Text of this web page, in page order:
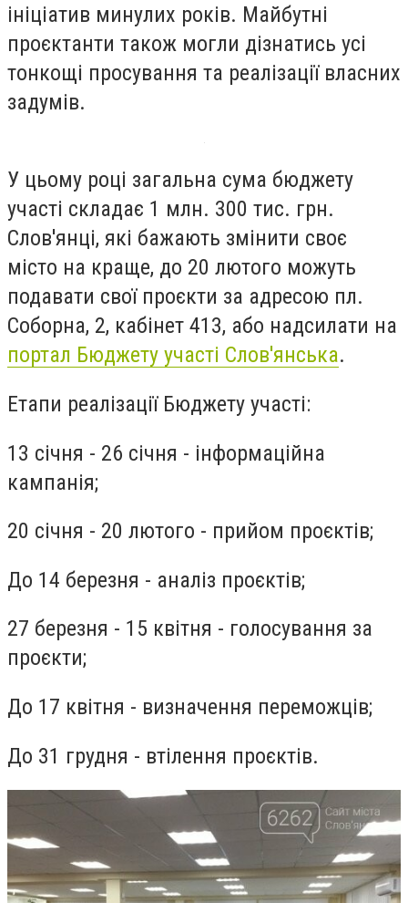
ініціатив минулих років. Майбутні
проєктанти також могли дізнатись усі
тонкощі просування та реалізації власних
задумів.
У цьому році загальна сума бюджету
участі складає 1 млн. 300 тис. грн.
Слов'янці, які бажають змінити своє
місто на краще, до 20 лютого можуть
подавати свої проєкти за адресою пл.
Соборна, 2, кабінет 413, або надсилати на
портал Бюджету участі Слов'янська.
Етапи реалізації Бюджету участі:
13 січня - 26 січня - інформаційна
кампанія;
20 січня - 20 лютого - прийом проєктів;
До 14 березня - аналіз проєктів;
27 березня - 15 квітня - голосування за
проєкти;
До 17 квітня - визначення переможців;
До 31 грудня - втілення проєктів.